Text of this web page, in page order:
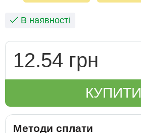
В наявності
12.54 грн
КУПИТИ
Методи сплати